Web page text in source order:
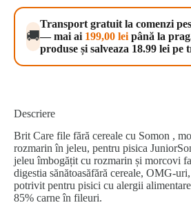
Kitten
Fillets
Jelly
with
Savory
🚚
Transport gratuit la comenzi
— mai ai 199,00 lei până la
produse și salveaza 18.99 lei pe
Descriere
Brit Care file fără cereale cu Somon ,
rozmarin în jeleu, pentru pisica
jeleu îmbogățit cu rozmarin și morcovi
digestia sănătoasăfără cereale, OMG-
potrivit pentru pisici cu alergii
85% carne în fileuri.